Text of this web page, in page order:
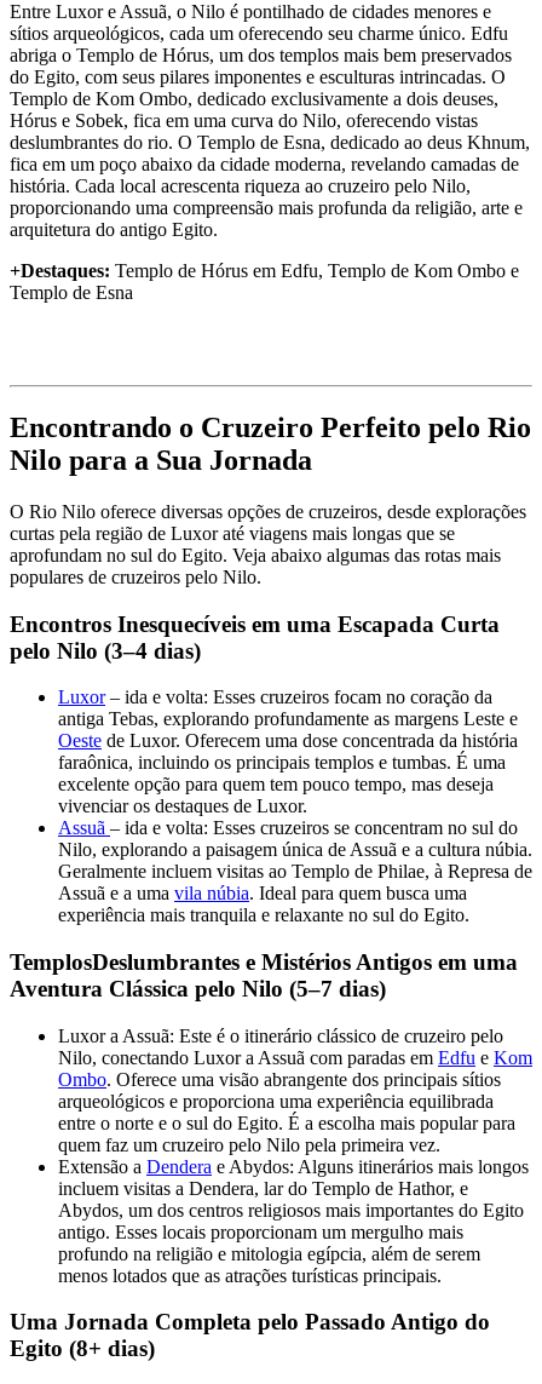
Entre Luxor e Assuã, o Nilo é pontilhado de cidades menores e
sítios arqueológicos, cada um oferecendo seu charme único. Edfu
abriga o Templo de Hórus, um dos templos mais bem preservados
do Egito, com seus pilares imponentes e esculturas intrincadas. O
Templo de Kom Ombo, dedicado exclusivamente a dois deuses,
Hórus e Sobek, fica em uma curva do Nilo, oferecendo vistas
deslumbrantes do rio. O Templo de Esna, dedicado ao deus Khnum,
fica em um poço abaixo da cidade moderna, revelando camadas de
história. Cada local acrescenta riqueza ao cruzeiro pelo Nilo,
proporcionando uma compreensão mais profunda da religião, arte e
arquitetura do antigo Egito.
+Destaques: Templo de Hórus em Edfu, Templo de Kom Ombo e
Templo de Esna
Encontrando o Cruzeiro Perfeito pelo Rio
Nilo para a Sua Jornada
O Rio Nilo oferece diversas opções de cruzeiros, desde explorações
curtas pela região de Luxor até viagens mais longas que se
aprofundam no sul do Egito. Veja abaixo algumas das rotas mais
populares de cruzeiros pelo Nilo.
Encontros Inesquecíveis em uma Escapada Curta
pelo Nilo (3–4 dias)
Luxor– ida e volta: Esses cruzeiros focam no coração da
antiga Tebas, explorando profundamente as margens Leste e
Oeste de Luxor. Oferecem uma dose concentrada da história
faraônica, incluindo os principais templos e tumbas. É uma
excelente opção para quem tem pouco tempo, mas deseja
vivenciar os destaques de Luxor.
Assuã – ida e volta: Esses cruzeiros se concentram no sul do
Nilo, explorando a paisagem única de Assuã e a cultura núbia.
Geralmente incluem visitas ao Templo de Philae, à Represa de
Assuã e a uma vila núbia. Ideal para quem busca uma
experiência mais tranquila e relaxante no sul do Egito.
TemplosDeslumbrantes e Mistérios Antigos em uma
Aventura Clássica pelo Nilo (5–7 dias)
Luxor a Assuã: Este é o itinerário clássico de cruzeiro pelo
Nilo, conectando Luxor a Assuã com paradas em Edfu e Kom
Ombo. Oferece uma visão abrangente dos principais sítios
arqueológicos e proporciona uma experiência equilibrada
entre o norte e o sul do Egito. É a escolha mais popular para
quem faz um cruzeiro pelo Nilo pela primeira vez.
Extensão a Dendera e Abydos: Alguns itinerários mais longos
incluem visitas a Dendera, lar do Templo de Hathor, e
Abydos, um dos centros religiosos mais importantes do Egito
antigo. Esses locais proporcionam um mergulho mais
profundo na religião e mitologia egípcia, além de serem
menos lotados que as atrações turísticas principais.
Uma Jornada Completa pelo Passado Antigo do
Egito (8+ dias)